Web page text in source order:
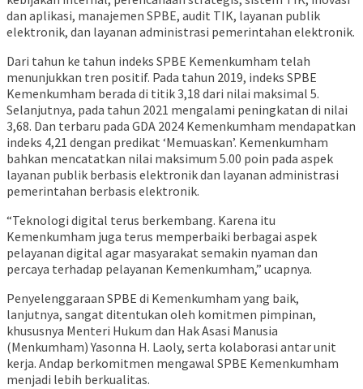
dan aplikasi, manajemen SPBE, audit TIK, layanan publik
elektronik, dan layanan administrasi pemerintahan elektronik.
Dari tahun ke tahun indeks SPBE Kemenkumham telah
menunjukkan tren positif. Pada tahun 2019, indeks SPBE
Kemenkumham berada di titik 3,18 dari nilai maksimal 5.
Selanjutnya, pada tahun 2021 mengalami peningkatan di nilai
3,68. Dan terbaru pada GDA 2024 Kemenkumham mendapatkan
indeks 4,21 dengan predikat ‘Memuaskan’. Kemenkumham
bahkan mencatatkan nilai maksimum 5.00 poin pada aspek
layanan publik berbasis elektronik dan layanan administrasi
pemerintahan berbasis elektronik.
“Teknologi digital terus berkembang. Karena itu
Kemenkumham juga terus memperbaiki berbagai aspek
pelayanan digital agar masyarakat semakin nyaman dan
percaya terhadap pelayanan Kemenkumham,” ucapnya.
Penyelenggaraan SPBE di Kemenkumham yang baik,
lanjutnya, sangat ditentukan oleh komitmen pimpinan,
khususnya Menteri Hukum dan Hak Asasi Manusia
(Menkumham) Yasonna H. Laoly, serta kolaborasi antar unit
kerja. Andap berkomitmen mengawal SPBE Kemenkumham
menjadi lebih berkualitas.